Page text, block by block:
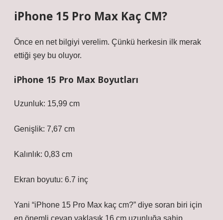
iPhone 15 Pro Max Kaç CM?
Önce en net bilgiyi verelim. Çünkü herkesin ilk merak
ettiği şey bu oluyor.
iPhone 15 Pro Max Boyutları
Uzunluk: 15,99 cm
Genişlik: 7,67 cm
Kalınlık: 0,83 cm
Ekran boyutu: 6.7 inç
Yani “iPhone 15 Pro Max kaç cm?” diye soran biri için
en önemli cevap yaklaşık 16 cm uzunluğa sahip